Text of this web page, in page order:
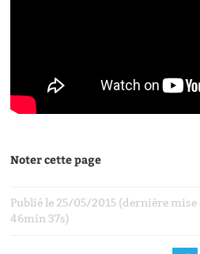
Noter cette page
Publié le 25/05/2015 (dernière mise
46min 37s)